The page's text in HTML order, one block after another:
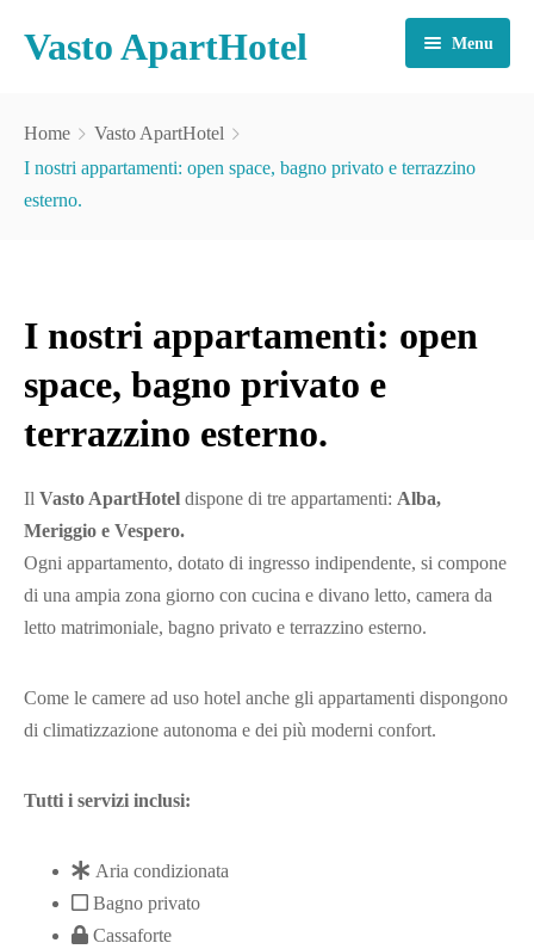
Vasto ApartHotel Menu
CAMERE E APPARTAMENTI
TURISMO
CONTATTI
Home
Vasto ApartHotel
I nostri appartamenti: open space, bagno privato e terrazzino
esterno.
I nostri appartamenti: open
space, bagno privato e
terrazzino esterno.
Il Vasto ApartHotel dispone di tre appartamenti: Alba,
Meriggio e Vespero.
Ogni appartamento, dotato di ingresso indipendente, si compone
di una ampia zona giorno con cucina e divano letto, camera da
letto matrimoniale, bagno privato e terrazzino esterno.
Come le camere ad uso hotel anche gli appartamenti dispongono
di climatizzazione autonoma e dei più moderni confort.
Tutti i servizi inclusi:
Aria condizionata
Bagno privato
Cassaforte